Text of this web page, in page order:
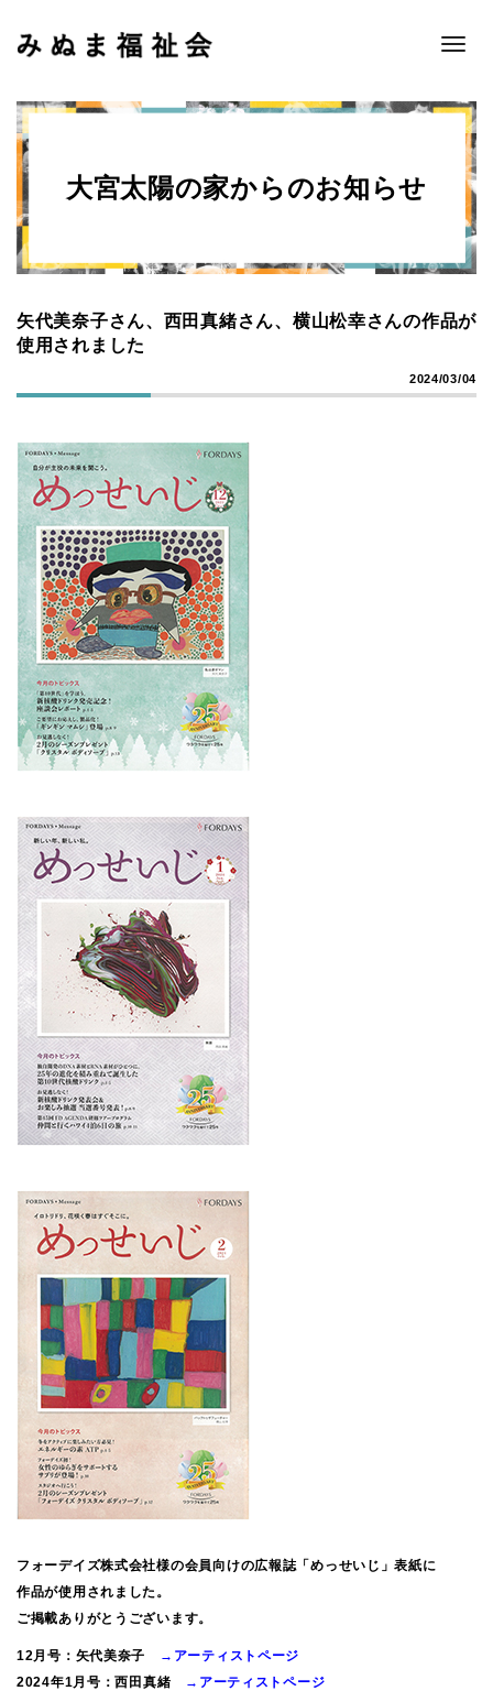
Toggle
大宮太陽の家からのお知らせ
矢代美奈子さん、西田真緒さん、横山松幸さんの作品が
使用されました
2024/03/04
フォーデイズ株式会社様の会員向けの広報誌「めっせいじ」表紙に
作品が使用されました。
ご掲載ありがとうございます。
12月号：矢代美奈子
→アーティストページ
2024年1月号：西田真緒
→アーティストページ